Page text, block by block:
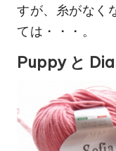
すが、糸がなく
ては・・・。
Puppy と